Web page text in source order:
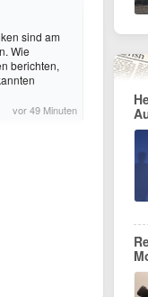
sind am
Wie
berichten,
vor 49 Minuten